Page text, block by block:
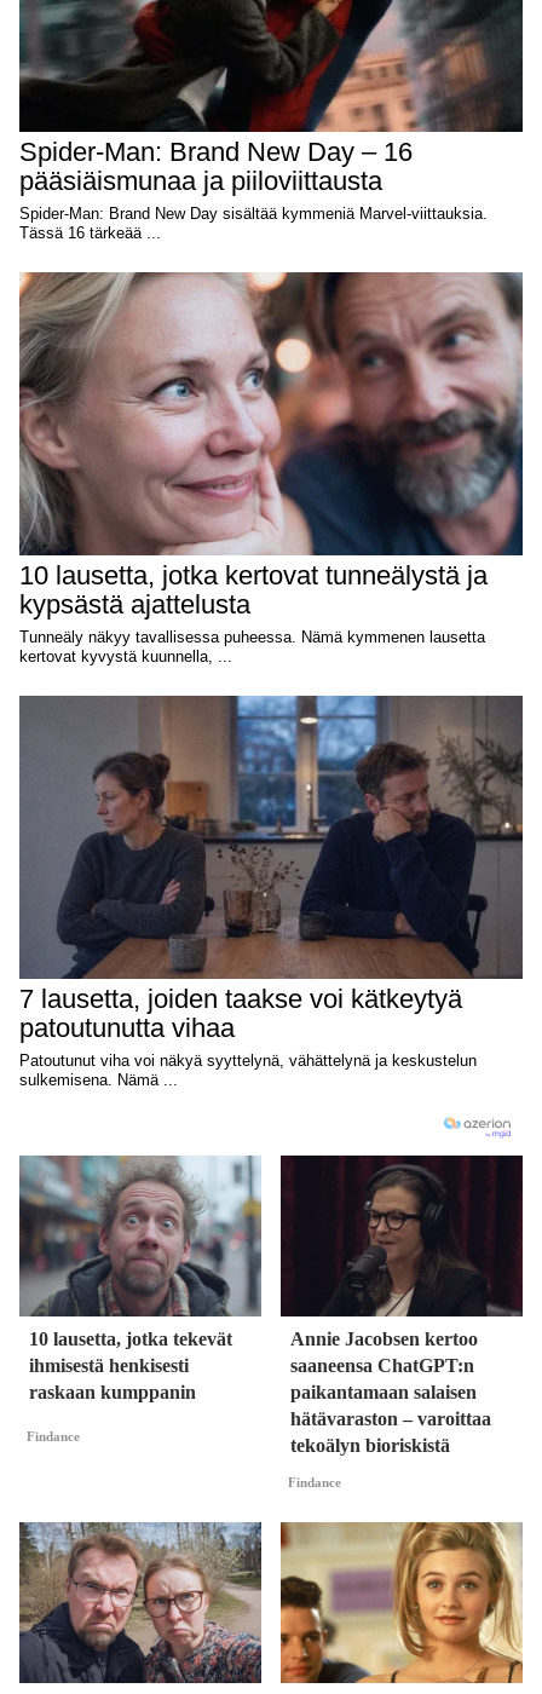
10 lausetta, jotka tekevät
ihmisestä henkisesti
raskaan kumppanin
Findance
Annie Jacobsen kertoo
saaneensa ChatGPT:n
paikantamaan salaisen
hätävaraston – varoittaa
tekoälyn bioriskistä
Findance